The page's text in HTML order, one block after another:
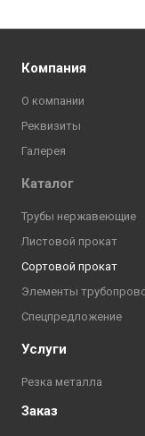
Компания
О компании
Реквизиты
Галерея
Каталог
Трубы нержавеющие
Листовой прокат
Сортовой прокат
Элементы
Спецпредложение
Услуги
Резка металла
Заказ